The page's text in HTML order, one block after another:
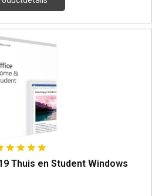
Thuis en Student Windows